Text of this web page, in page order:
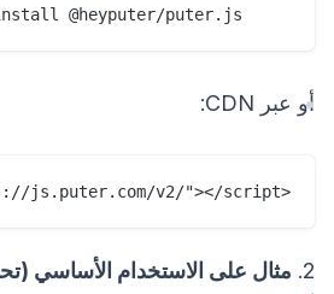
أو عبر CDN:
<script src="https://js.puter.com/v2/"></script>
2. مثال على الاستخدام الأساسي